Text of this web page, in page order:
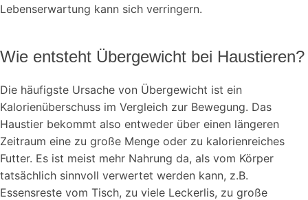
Lebenserwartung kann sich verringern.
Wie entsteht Übergewicht bei Haustieren?
Die häufigste Ursache von Übergewicht ist ein
Kalorienüberschuss im Vergleich zur Bewegung. Das
Haustier bekommt also entweder über einen längeren
Zeitraum eine zu große Menge oder zu kalorienreiches
Futter. Es ist meist mehr Nahrung da, als vom Körper
tatsächlich sinnvoll verwertet werden kann, z.B.
Essensreste vom Tisch, zu viele Leckerlis, zu große